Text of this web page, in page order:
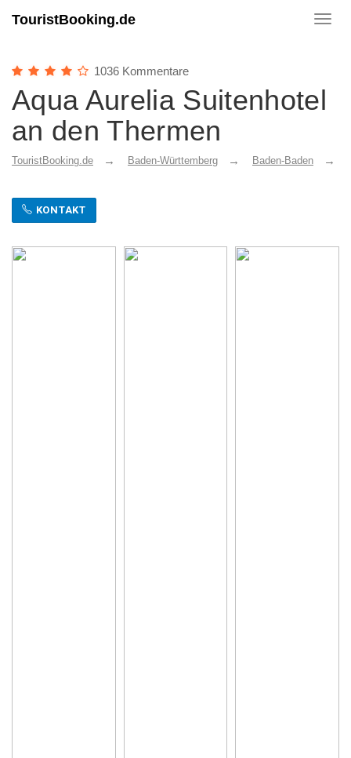
TouristBooking.de
1036 Kommentare
Aqua Aurelia Suitenhotel
an den Thermen
TouristBooking.de Baden-Württemberg Baden-Baden
KONTAKT